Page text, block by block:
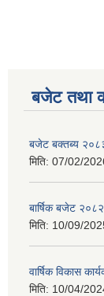
बजेट तथा
बजेट बक्तब्य
मिति: 07/02/
बार्षिक बजेट
मिति: 10/09/
वार्षिक विकास
मिति: 10/04/